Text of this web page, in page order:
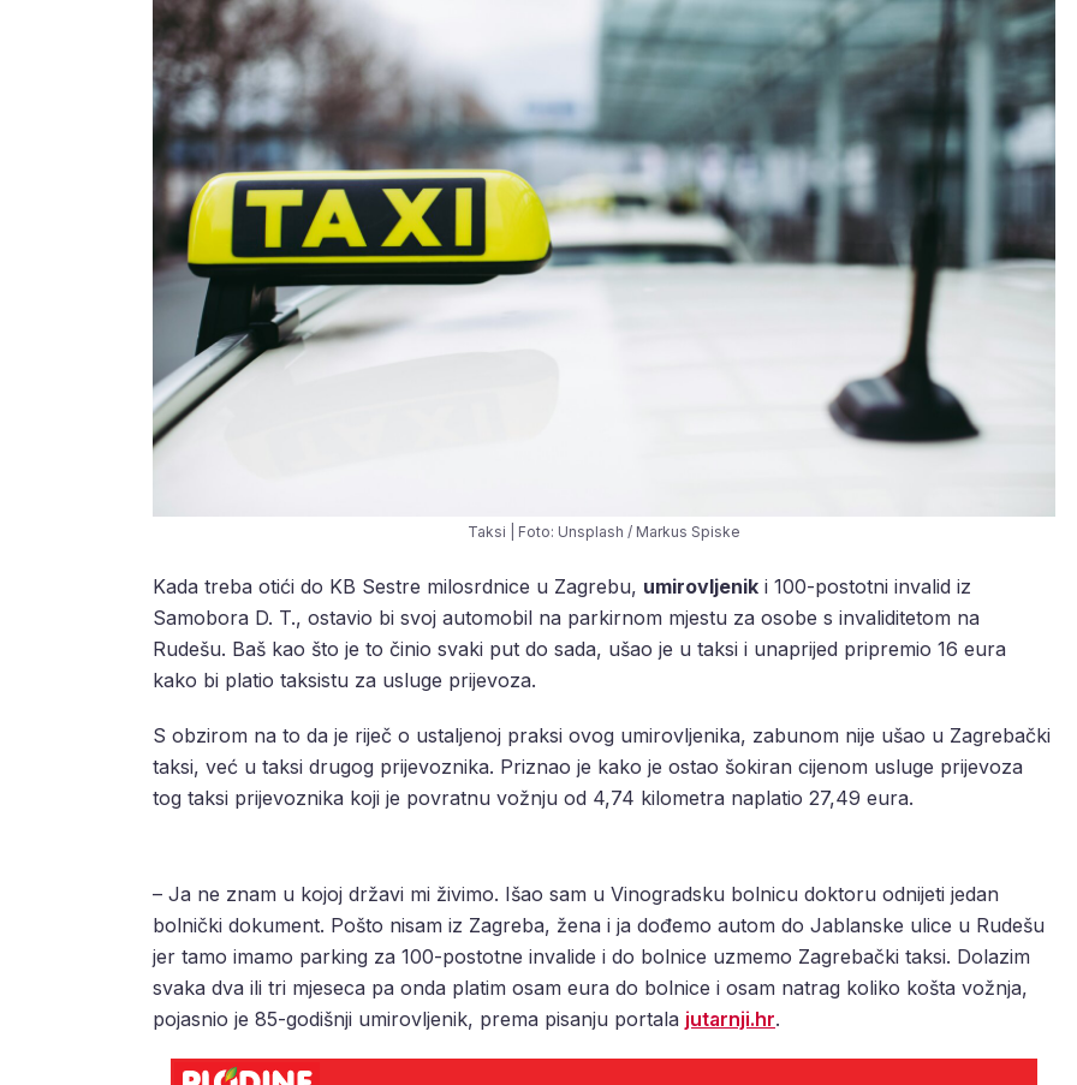
Taksi | Foto: Unsplash / Markus Spiske
Kada treba otići do KB Sestre milosrdnice u Zagrebu, umirovljenik i 100-postotni invalid iz
Samobora D. T., ostavio bi svoj automobil na parkirnom mjestu za osobe s invaliditetom na
Rudešu. Baš kao što je to činio svaki put do sada, ušao je u taksi i unaprijed pripremio 16 eura
kako bi platio taksistu za usluge prijevoza.
S obzirom na to da je riječ o ustaljenoj praksi ovog umirovljenika, zabunom nije ušao u Zagrebački
taksi, već u taksi drugog prijevoznika. Priznao je kako je ostao šokiran cijenom usluge prijevoza
tog taksi prijevoznika koji je povratnu vožnju od 4,74 kilometra naplatio 27,49 eura.
– Ja ne znam u kojoj državi mi živimo. Išao sam u Vinogradsku bolnicu doktoru odnijeti jedan
bolnički dokument. Pošto nisam iz Zagreba, žena i ja dođemo autom do Jablanske ulice u Rudešu
jer tamo imamo parking za 100-postotne invalide i do bolnice uzmemo Zagrebački taksi. Dolazim
svaka dva ili tri mjeseca pa onda platim osam eura do bolnice i osam natrag koliko košta vožnja,
pojasnio je 85-godišnji umirovljenik, prema pisanju portala jutarnji.hr.